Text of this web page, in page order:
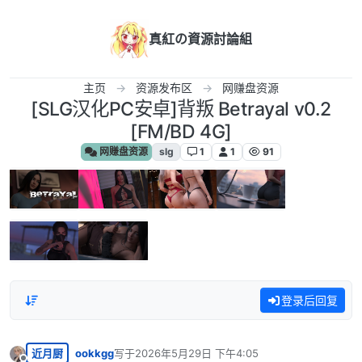
真紅の資源討論組
主页 资源发布区 网赚盘资源
[SLG汉化PC安卓]背叛 Betrayal v0.2
[FM/BD 4G]
网赚盘资源 slg 1 1 91
登录后回复
近月厨 ookkgg写于2026年5月29日 下午4:05